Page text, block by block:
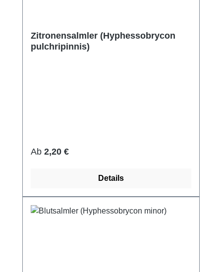
Zitronensalmler (Hyphessobrycon
pulchripinnis)
Regulärer Preis:
Ab 2,20 €
Details